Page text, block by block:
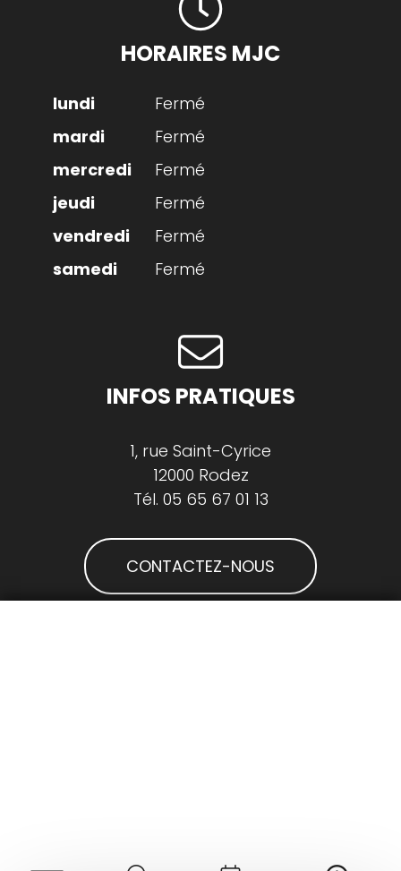
HORAIRES MJC
Fermé
Fermé
Fermé
Fermé
Fermé
Fermé
INFOS PRATIQUES
1, rue Saint-Cyrice
12000 Rodez
Tél. 05 65 67 01 13
CONTACTEZ-NOUS